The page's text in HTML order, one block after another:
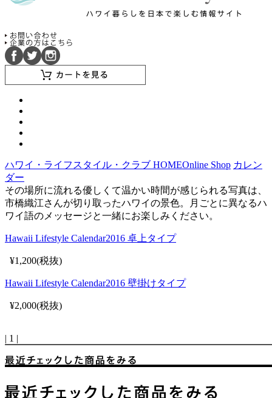
ハワイ・ライフスタイル・クラブ HOMEOnline Shop カレン
ダー
その場所に流れる優しくて温かい時間が感じられる写真は、
市橋織江さんが切り取ったハワイの景色。月ごとに異なるハ
ワイ語のメッセージと一緒にお楽しみください。
Hawaii Lifestyle Calendar2016 卓上タイプ
¥1,200(税抜)
Hawaii Lifestyle Calendar2016 壁掛けタイプ
¥2,000(税抜)
| 1 |